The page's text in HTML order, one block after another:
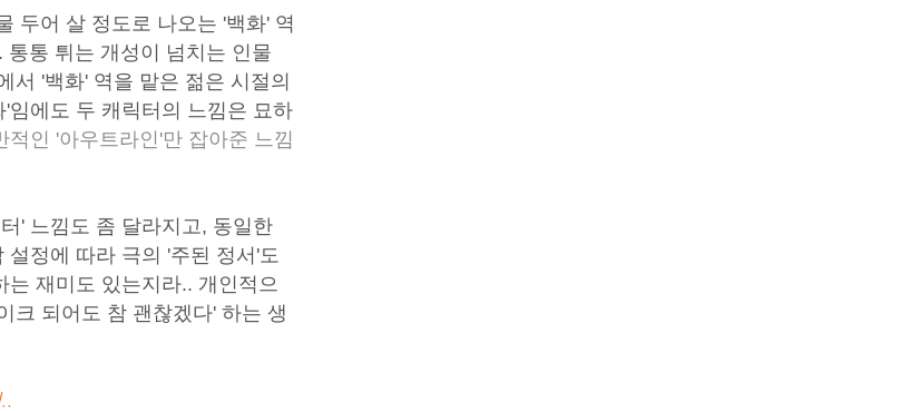
두어 살 정도로 나오는 '백화' 역
통 튀는 개성이 넘치는 인물
서 '백화' 역을 맡은 젊은 시절의
임에도 두 캐릭터의 느낌은 묘하
인 '아우트라인'만 잡아준 느낌
' 느낌도 좀 달라지고, 동일한
정에 따라 극의 '주된 정서'도
는 재미도 있는지라.. 개인적으
크 되어도 참 괜찮겠다' 하는 생